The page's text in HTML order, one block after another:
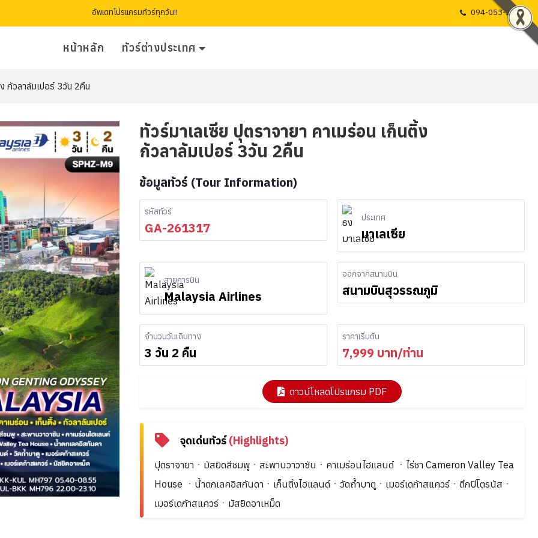
อัพเดทโปรแกรมทัวร์ทุกวัน!! 094-053-1725
หน้าหลัก ทัวร์ต่างประเทศ
กัวลาลัมเปอร์ 3วัน 2คืน
ทัวร์มาเลเซีย ปุตราจายา คาเมร่อน เก็นติ้ง
กัวลาลัมเปอร์ 3วัน 2คืน
ข้อมูลทัวร์ (Tour Information)
รหัสทัวร์
GA-261317
ประเทศ
มาเลเซีย
สายการบิน
Malaysia Airlines
ออกจากสนามบิน
สนามบินสุวรรณภูมิ
จำนวนวันเดินทาง
3 วัน 2 คืน
ราคาเริ่มต้น
7,999 บาท/ท่าน
ดาวน์โหลดโปรแกรม PDF
จุดเด่นทัวร์(Highlights)
ปุตราจายาㆍมัสยิดสีชมพูㆍสะพานวาวาซันㆍคาเมร่อนไฮแลนด์ ㆍไร่ชา Cameron Valley Tea
House ㆍน้ำตกเลคอิสกันดาㆍเก็นติ้งไฮแลนด์ㆍวัดถ้ำบาตูㆍเมอร์เดก้าสแควร์ㆍตึกปิโตรนัสㆍ
เมอร์เดก้าสแควร์ㆍมัสยิดอาเหม็ด